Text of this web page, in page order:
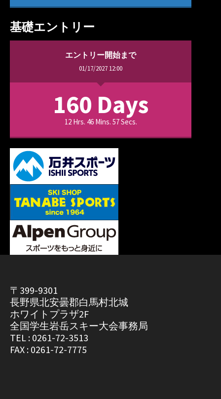
基礎エントリー
エントリー開始まで
01/17/2027 12:00
160 Days
12 Hrs. 46 Mins. 57 Secs.
〒399-9301
長野県北安曇郡白馬村北城
ホワイトプラザ2F
全国学生岩岳スキー大会事務局
TEL : 0261-72-3513
FAX : 0261-72-7775